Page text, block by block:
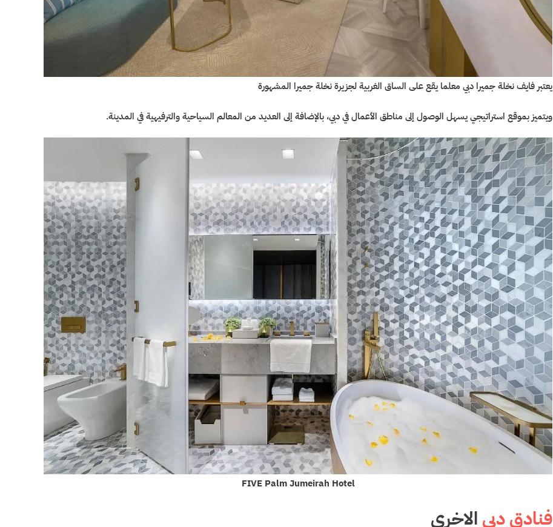
يعتبر فايف نخلة جميرا دبي معلما يقع على الساق الغربية لجزيرة نخلة جميرا المشهورة
ويتميز بموقع استراتيجي يسهل الوصول إلى مناطق الأعمال في دبي، بالإضافة إلى العديد من المعالم السياحية والترفيهية في المدينة.
FIVE Palm Jumeirah Hotel
فنادق دبي الاخرى